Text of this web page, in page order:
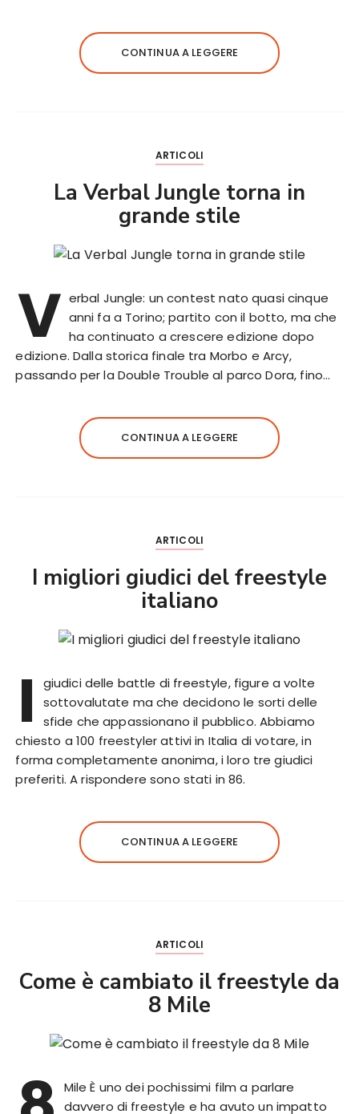
CONTINUA A LEGGERE
ARTICOLI
La Verbal Jungle torna in
grande stile
V erbal Jungle: un contest nato quasi cinque
anni fa a Torino; partito con il botto, ma che
ha continuato a crescere edizione dopo
edizione. Dalla storica finale tra Morbo e Arcy,
passando per la Double Trouble al parco Dora, fino…
CONTINUA A LEGGERE
ARTICOLI
I migliori giudici del freestyle
italiano
I
giudici delle battle di freestyle, figure a volte
sottovalutate ma che decidono le sorti delle
sfide che appassionano il pubblico. Abbiamo
chiesto a 100 freestyler attivi in Italia di votare, in
forma completamente anonima, i loro tre giudici
preferiti. A rispondere sono stati in 86.
CONTINUA A LEGGERE
ARTICOLI
Come è cambiato il freestyle da
8 Mile
Mile È uno dei pochissimi film a parlare
davvero di freestyle e ha avuto un impatto